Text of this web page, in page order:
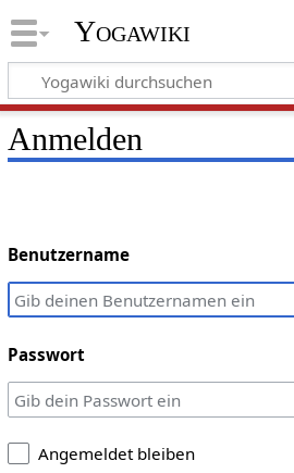
Yogawiki
Anmelden
Benutzername
Passwort
Angemeldet bleiben